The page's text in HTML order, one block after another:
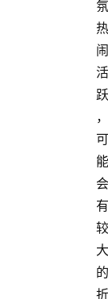
氛
热
闹
活
跃
，
可
能
会
有
较
大
的
折